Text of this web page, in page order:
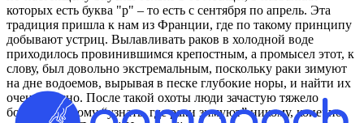
которых есть буква "р" – то есть с сентября по апрель. Эта
традиция пришла к нам из Франции, где по такому принципу
добывают устриц. Вылавливать раков в холодной воде
приходилось провинившимся крепостным, а промысел этот, к
слову, был довольно экстремальным, поскольку раки зимуют
на дне водоемов, вырывая в песке глубокие норы, и найти их
очень трудно. После такой охоты люди зачастую тяжело
болели, поэтому “узнать, где раки зимуют” никому, конечно,